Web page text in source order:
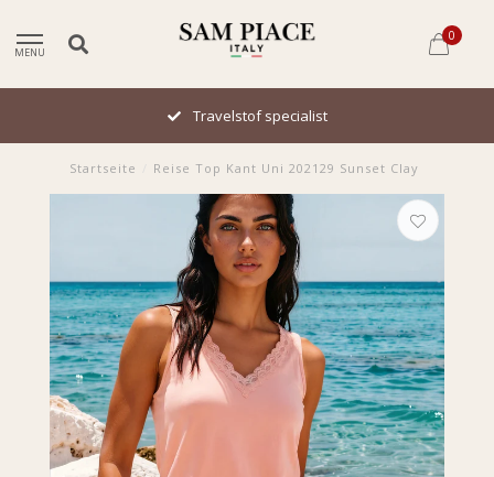
MENU
0
Travelstof specialist
Startseite Reise Top Kant Uni 202129 Sunset Clay